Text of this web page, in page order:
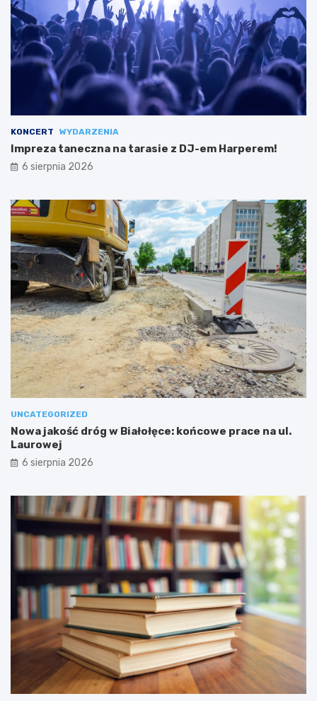
KONCERT WYDARZENIA
Impreza taneczna na tarasie z DJ-em Harperem!
6 sierpnia 2026
UNCATEGORIZED
Nowa jakość dróg w Białołęce: końcowe prace na ul.
Laurowej
6 sierpnia 2026